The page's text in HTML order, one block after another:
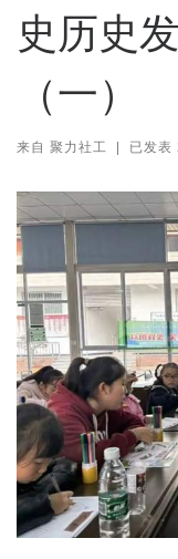
史历史
（一）
来自 聚力社工 | 已发表